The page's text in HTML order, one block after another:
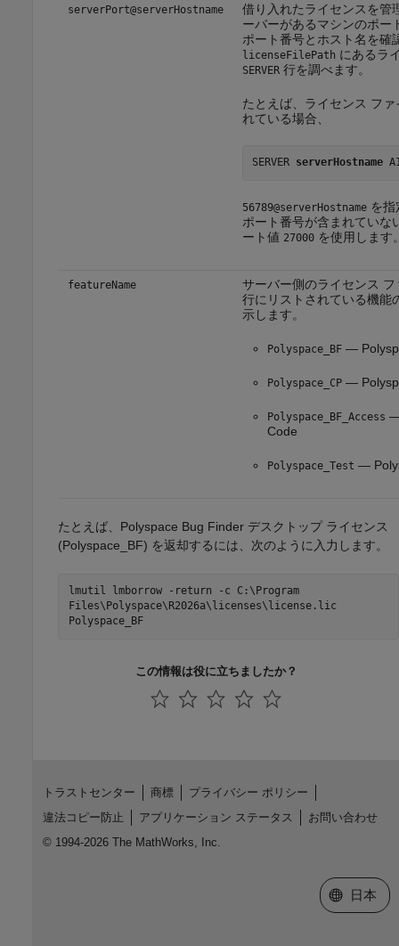
serverPort@serverHostname
借り入れたライセンスを管
ーバーがあるマシンのポー
ポート番号とホスト名を確
licenseFilePath にあるラ
SERVER行を調べます。
たとえば、ライセンス フ
れている場合、
SERVER serverHostname
56789@serverHostnameを指
ポート番号が含まれていな
ート値 27000を使用します
featureName
サーバー側のライセンス
行にリストされている機能
示します。
Polyspace_BF—
Polyspace_CP—
Polyspace_BF_Access
Code
Polyspace_Test —
たとえば、 Polyspace Bug Finder デスクトップ ライセンス
(Polyspace_BF) を返却するには、次のように入力します。
lmutil lmborrow -return -c C:\Program
Files\Polyspace\ R2026a\licenses\license.lic
Polyspace_BF
この情報は役に立ちましたか？
トラストセンター 商標
プライバシー ポリシー
違法コピー防止
アプリケーション ステータス
お問い合わせ
© 1994-2026 The MathWorks, Inc.
Web サイ
日本